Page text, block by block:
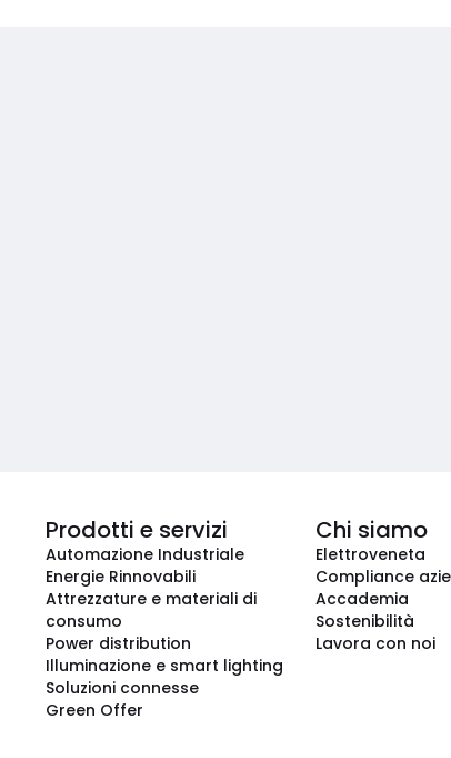
Prodotti e servizi
Automazione Industriale
Energie Rinnovabili
Attrezzature e materiali di
consumo
Power distribution
Illuminazione e smart lighting
Soluzioni connesse
Green Offer
Chi siamo
Elettroveneta
Compliance
Accademia
Sostenibilità
Lavora con noi